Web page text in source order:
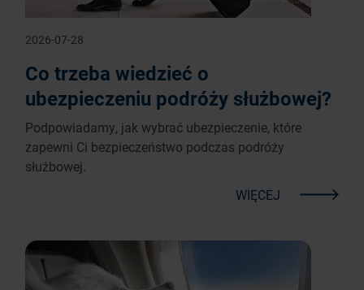
2026-07-28
Co trzeba wiedzieć o
ubezpieczeniu podróży służbowej?
Podpowiadamy, jak wybrać ubezpieczenie, które
zapewni Ci bezpieczeństwo podczas podróży
służbowej.
WIĘCEJ